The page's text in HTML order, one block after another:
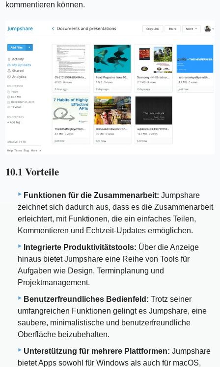
kommentieren können.
10.1 Vorteile
Funktionen für die Zusammenarbeit: Jumpshare
zeichnet sich dadurch aus, dass es die Zusammenarbeit
erleichtert, mit Funktionen, die ein einfaches Teilen,
Kommentieren und Echtzeit-Updates ermöglichen.
Integrierte Produktivitätstools: Über die Anzeige
hinaus bietet Jumpshare eine Reihe von Tools für
Aufgaben wie Design, Terminplanung und
Projektmanagement.
Benutzerfreundliches Bedienfeld: Trotz seiner
umfangreichen Funktionen gelingt es Jumpshare, eine
saubere, minimalistische und benutzerfreundliche
Oberfläche beizubehalten.
Unterstützung für mehrere Plattformen: Jumpshare
bietet Apps sowohl für Windows als auch für macOS,